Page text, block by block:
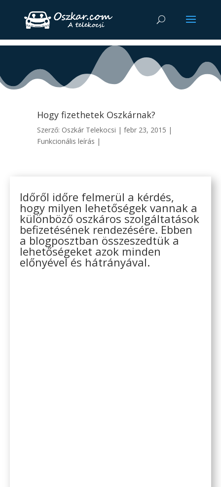
Hogy fizethetek Oszkárnak?
Szerző: Oszkár Telekocsi | febr 23, 2015 |
Funkcionális leírás |
Időről időre felmerül a kérdés,
hogy milyen lehetőségek vannak a
különböző oszkáros szolgáltatások
befizetésének rendezésére. Ebben
a blogposztban összeszedtük a
lehetőségeket azok minden
előnyével és hátrányával.